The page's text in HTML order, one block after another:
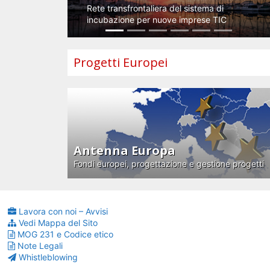
Rete transfrontaliera del sistema di
incubazione per nuove imprese TIC
Progetti Europei
Antenna Europa
Fondi europei, progettazione e gestione progetti
Lavora con noi – Avvisi
Vedi Mappa del Sito
MOG 231 e Codice etico
Note Legali
Whistleblowing